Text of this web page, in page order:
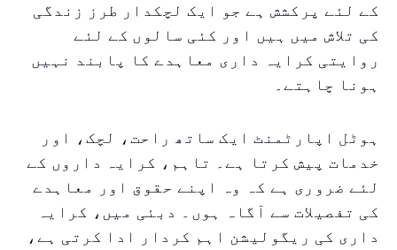
کے لئے پرکشش ہے جو ایک لچکدار طرز زندگی
کی تلاش میں ہیں اور کئی سالوں کے لئے
روایتی کرایہ داری معاہدے کا پابند نہیں
ہونا چاہتے۔
ہوٹل اپارٹمنٹ ایک ساتھ راحت، لچک، اور
خدمات پیش کرتا ہے۔ تاہم، کرایہ داروں کے
لئے ضروری ہے کہ وہ اپنے حقوق اور معاہدے
کی تفصیلات سے آگاہ ہوں۔ دبئی میں، کرایہ
داری کی ریگولیشن اہم کردار ادا کرتی ہے،